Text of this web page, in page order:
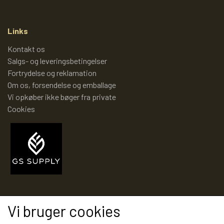
PIXI 200 - 299
PIXI 300 - 399
PIXI 600 - 699
ÆLLEBÆLLEBØGER 1 - 99
ÆLLEBÆLLEBØGER 100 - 199
ÆLLEBÆLLEBØGER 200 - 276
Links
Kontakt os
Salgs- og leveringsbetingelser
Fortrydelse og reklamation
Om os, forsendelse og emballage
Vi opkøber ikke bøger fra private
Cookies
Modtag vores nyhedsbrev via e-mail
Vi bruger cookies